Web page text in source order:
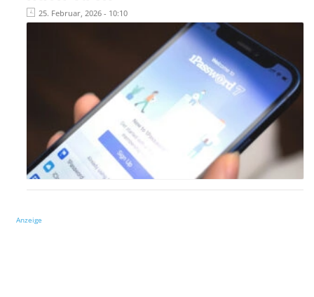
25. Februar, 2026 - 10:10
Anzeige